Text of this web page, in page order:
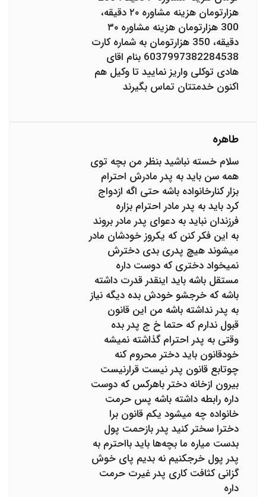
هزارتومان هزینه مشاوره ۲۰ دقیقه،
300 هزارتومان هزینه مشاوره ٣٠
دقیقه، 350 هزارتومان به شماره کارت
6037997382284538 بنام اقای
هادی توکلی واریز نمایید تا وکیل هم
اکنون خدمتتان تماس بگیرند
طاهره
سلام خسته نباشید بنظر من بچه توی
همه سن باید به پدر مادرش احترام
بزار کنارخانواده باشه حتی اگه ازدواج
کرد باید به پدر مادر احترام بزاره
فرزندان نباید به دعوای پدر مادر بروند
به این فکر کنن که یکروز خودشان مادر
میشوند هیچ پدری بدی دخترش
نمیخواد دختری که دوست داره
مستقل باشه باید اینقدر قدرت داشته
باشه که خرجشو خودش بده دیگه نیاز
به پدر نداشته باشه من این قانون
قبول ندارم که حتما خ ج پدر بده
وقتی به پدر احترام گذاشته نمیشه
خودقانون باید دختر محروم کنه
چوتابع قانون پدر نیست قرارنیست
بیرون ازخانه دختر باهرکس که دوست
داره رابطه داشته باشه پس حرمت
خانواده چه میشود یکم قانون برا
دخترا سختر کنید پدر بازحمت پول
بدست میاره ما بچه‌ها باید بااحترم به
پدر پول خرجکنیم نه بدیم پای خوش
گزانی کثافت کاری پدر غیرت حرمت
داره